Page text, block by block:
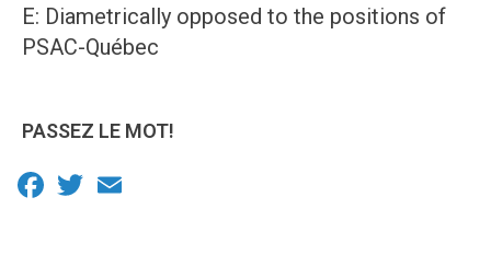
E: Diametrically opposed to the positions of
PSAC-Québec
PASSEZ LE MOT!
Facebook
Twitter